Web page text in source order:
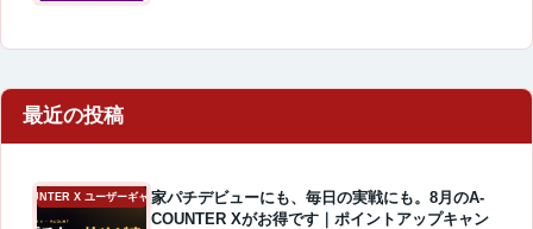
最近の投稿
A-COUNTER X ユーザーギャラリー家パチデビューにも、毎日の実戦にも。8月のA-
COUNTER Xがお得です｜ポイントアップキャン